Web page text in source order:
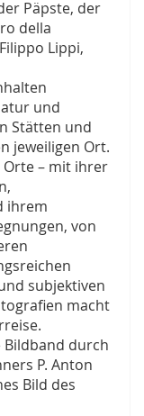
Päpste, der
della
Lippi,
und
Stätten und
jeweiligen Ort.
– mit ihrer
ihrem
von
subjektiven
macht
Bildband durch
P. Anton
Bild des